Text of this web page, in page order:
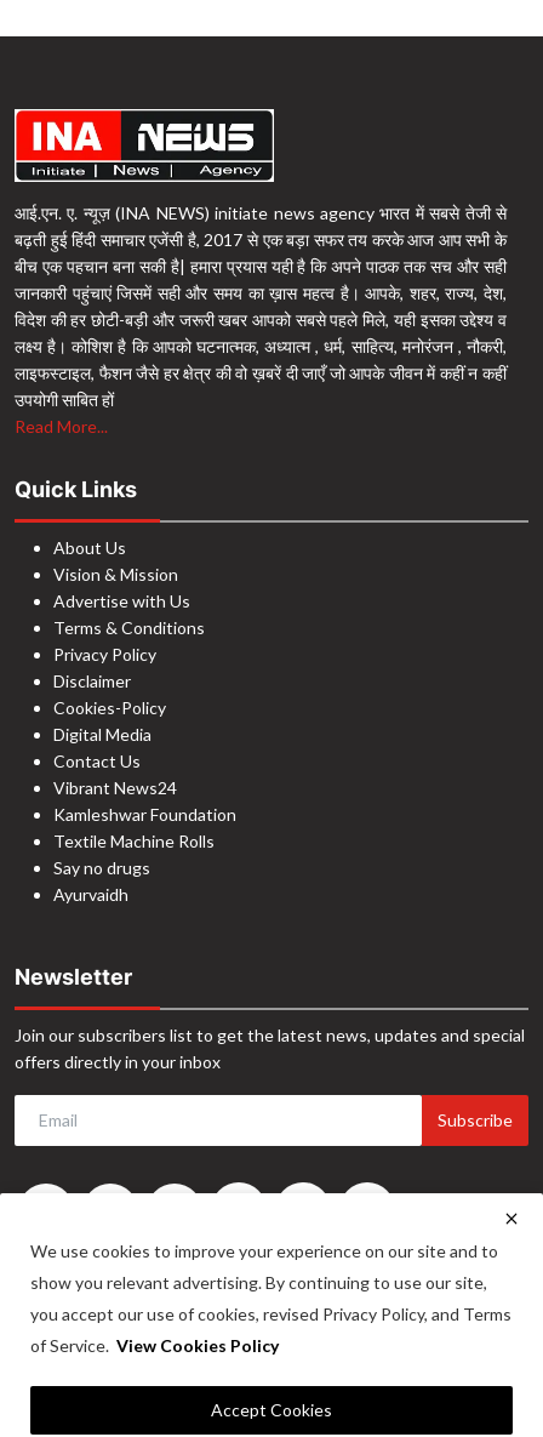
आई.एन. ए. न्यूज़ (INA NEWS) initiate news agency भारत में सबसे तेजी से
बढ़ती हुई हिंदी समाचार एजेंसी है, 2017 से एक बड़ा सफर तय करके आज आप सभी के
बीच एक पहचान बना सकी है| हमारा प्रयास यही है कि अपने पाठक तक सच और सही
जानकारी पहुंचाएं जिसमें सही और समय का ख़ास महत्व है। आपके, शहर, राज्य, देश,
विदेश की हर छोटी-बड़ी और जरूरी खबर आपको सबसे पहले मिले, यही इसका उद्देश्य व
लक्ष्य है। कोशिश है कि आपको घटनात्मक, अध्यात्म , धर्म, साहित्य, मनोरंजन , नौकरी,
लाइफस्टाइल, फैशन जैसे हर क्षेत्र की वो ख़बरें दी जाएँ जो आपके जीवन में कहीं न कहीं
उपयोगी साबित हों
Read More...
Quick Links
About Us
Vision & Mission
Advertise with Us
Terms & Conditions
Privacy Policy
Disclaimer
Cookies-Policy
Digital Media
Contact Us
Vibrant News24
Kamleshwar Foundation
Textile Machine Rolls
Say no drugs
Ayurvaidh
Newsletter
Join our subscribers list to get the latest news, updates and special
offers directly in your inbox
Subscribe
©2024. INA News. All Rights Reserved. Website Developed by -
We use cookies to improve your experience on our site and to
show you relevant advertising. By continuing to use our site,
you accept our use of cookies, revised Privacy Policy, and Terms
of Service. View Cookies Policy
Accept Cookies